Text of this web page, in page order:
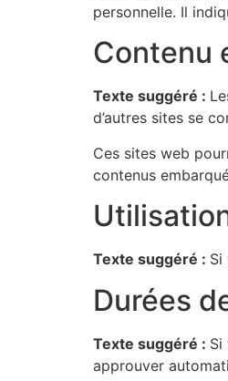
personnelle. Il
Contenu
Texte suggéré :
d’autres sites se
Ces sites web
contenus
Texte suggéré : Si
Durées
Texte suggéré : Si
approuver